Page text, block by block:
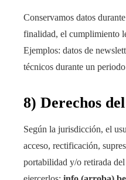
Conservamos datos
finalidad, el cumplimiento
Ejemplos: datos de
técnicos durante un
8) Derechos
Según la jurisdicción, el
acceso, rectificación,
portabilidad y/o retirada